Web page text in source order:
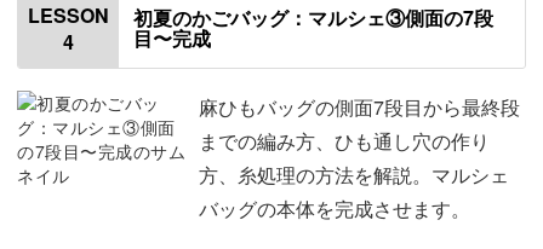
持ち手を手縫いで作る方法から、きれいに仕立てるコツま
で習得することができます。
紐通し穴の位置や結び方によって、形そのものに変化をつ
底の最終段にマーカーをつける
側面の1段目を編む 05:19
側面の2段目を編む 08:51
側面の3〜5段目を編む
LESSON
4
初夏のかごバッグ：マルシェ③側面の7段
目〜完成
麻ひもバッグの側面7段目から最終段
までの編み方、ひも通し穴の作り
方、糸処理の方法を解説。マルシェ
バッグの本体を完成させます。